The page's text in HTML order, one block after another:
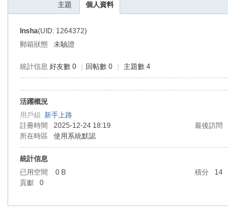
主題 個人資料
Insha(UID: 1264372)
郵箱狀態
未驗證
統計信息 好友數 0 回帖數 0 主題數 4
活躍概況
用戶組新手上路
註冊時間
2025-12-24 18:19 最後訪問
所在時區
使用系統默認
統計信息
已用空間
0 B 積分 14
貢獻
0